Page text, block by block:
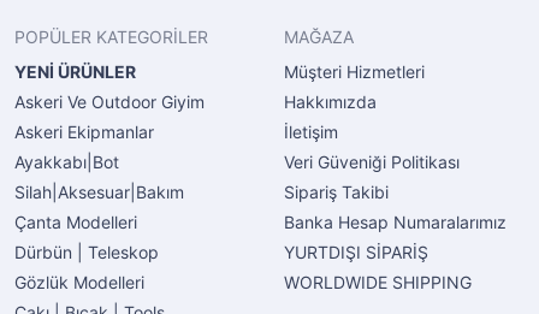
POPÜLER KATEGORİLER
YENİ ÜRÜNLER
Askeri Ve Outdoor Giyim
Askeri Ekipmanlar
Ayakkabı|Bot
Silah|Aksesuar|Bakım
Çanta Modelleri
Dürbün | Teleskop
Gözlük Modelleri
MAĞAZA
Müşteri Hizmetleri
Hakkımızda
İletişim
Veri Güveniği Politikası
Sipariş Takibi
Banka Hesap Numaralarımız
YURTDIŞI SİPARİŞ
WORLDWIDE SHIPPING